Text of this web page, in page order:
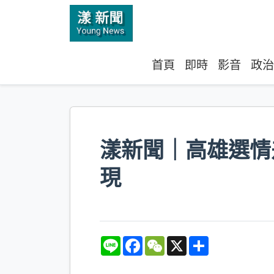
首頁 即時 影音 政治
漾新聞｜高雄選
現
L
F
W
X